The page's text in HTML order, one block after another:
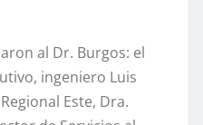
al Dr. Burgos: el
ingeniero Luis
Este, Dra.